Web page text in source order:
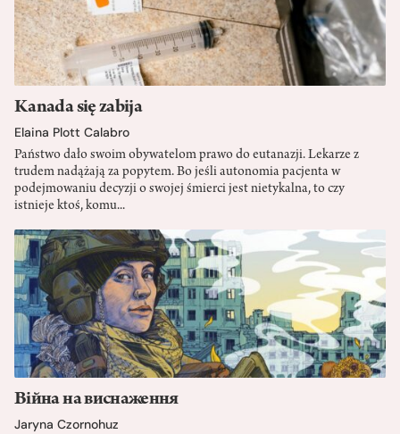
Kanada się zabija
Elaina Plott Calabro
Państwo dało swoim obywatelom prawo do eutanazji. Lekarze z
trudem nadążają za popytem. Bo jeśli autonomia pacjenta w
podejmowaniu decyzji o swojej śmierci jest nietykalna, to czy
istnieje ktoś, komu...
Війна на виснаження
Jaryna Czornohuz